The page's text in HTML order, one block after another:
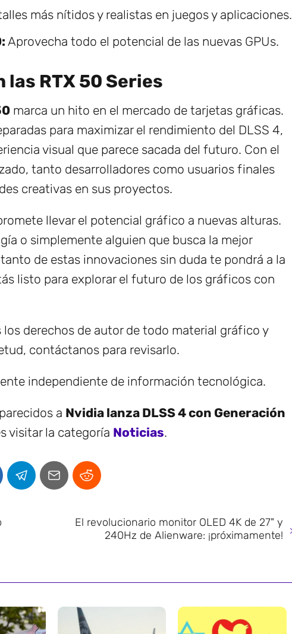
más nítidos y realistas en juegos y aplicaciones.
Aprovecha todo el potencial de las nuevas GPUs.
RTX 50 Series
marca un hito en el mercado de tarjetas gráficas.
para maximizar el rendimiento del DLSS 4,
visual que parece sacada del futuro. Con el
tanto desarrolladores como usuarios finales
creativas en sus proyectos.
llevar el potencial gráfico a nuevas alturas.
o simplemente alguien que busca la mejor
de estas innovaciones sin duda te pondrá a la
listo para explorar el futuro de los gráficos con
los derechos de autor de todo material gráfico y
contáctanos para revisarlo.
independiente de información tecnológica.
a Nvidia lanza DLSS 4 con Generación
visitar la categoría Noticias.
El revolucionario monitor OLED 4K de 27" y
240Hz de Alienware: ¡próximamente!